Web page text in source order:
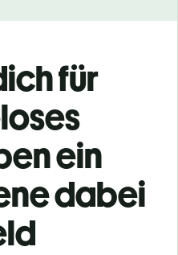
für
ein
dabei